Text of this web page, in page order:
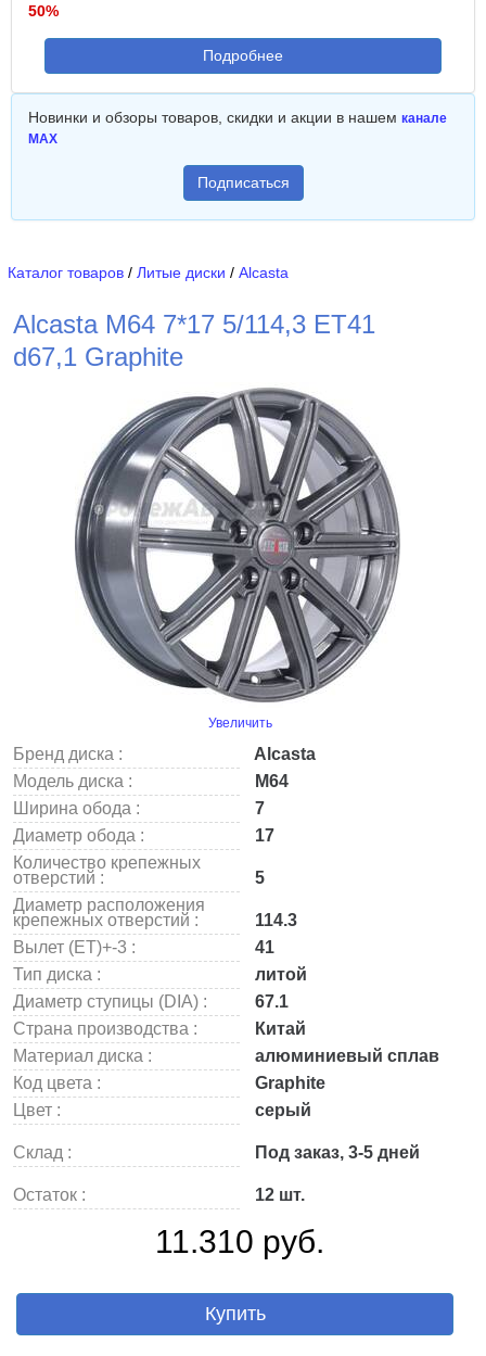
50%
Подробнее
Новинки и обзоры товаров, скидки и акции в нашем канале
MAX
Подписаться
Каталог товаров / Литые диски / Alcasta
Alcasta M64 7*17 5/114,3 ET41
d67,1 Graphite
Увеличить
Бренд диска :
Alcasta
Модель диска :
M64
Ширина обода :
7
Диаметр обода :
17
Количество крепежных
отверстий :
5
Диаметр расположения
крепежных отверстий :
114.3
Вылет (ET)+-3 :
41
Тип диска :
литой
Диаметр ступицы (DIA) :
67.1
Страна производства :
Китай
Материал диска :
алюминиевый сплав
Код цвета :
Graphite
Цвет :
серый
Склад : Под заказ, 3-5 дней
Остаток : 12 шт.
11.310 руб.
Купить